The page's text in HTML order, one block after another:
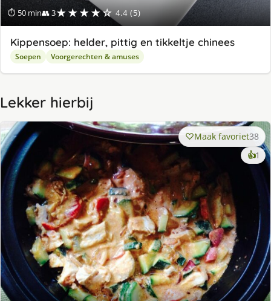
⏱ 50 min👥 3★★★★☆ 4.4 (5)
Kippensoep: helder, pittig en tikkeltje chinees
Soepen Voorgerechten & amuses
Lekker hierbij
Maak favoriet38
👍1